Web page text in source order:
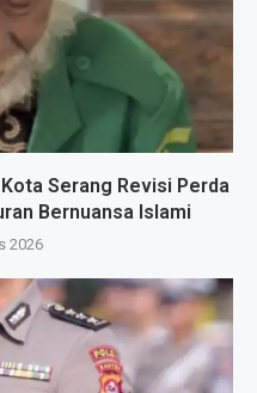
Serang Revisi Perda
Bernuansa Islami
2026